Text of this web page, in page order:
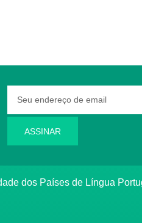
ASSINAR
dos Países de Língua